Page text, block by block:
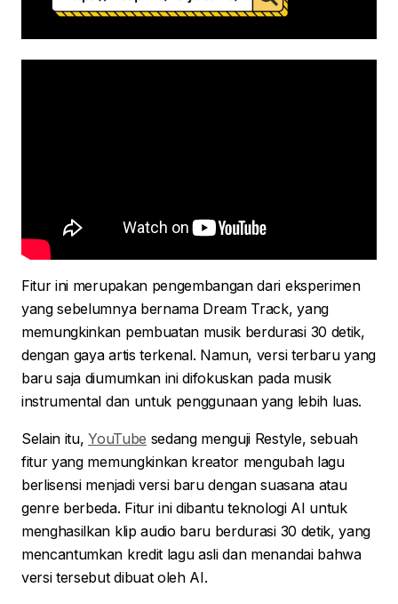
Fitur ini merupakan pengembangan dari eksperimen
yang sebelumnya bernama Dream Track, yang
memungkinkan pembuatan musik berdurasi 30 detik,
dengan gaya artis terkenal. Namun, versi terbaru yang
baru saja diumumkan ini difokuskan pada musik
instrumental dan untuk penggunaan yang lebih luas.
Selain itu,YouTube sedang menguji Restyle, sebuah
fitur yang memungkinkan kreator mengubah lagu
berlisensi menjadi versi baru dengan suasana atau
genre berbeda. Fitur ini dibantu teknologi AI untuk
menghasilkan klip audio baru berdurasi 30 detik, yang
mencantumkan kredit lagu asli dan menandai bahwa
versi tersebut dibuat oleh AI.